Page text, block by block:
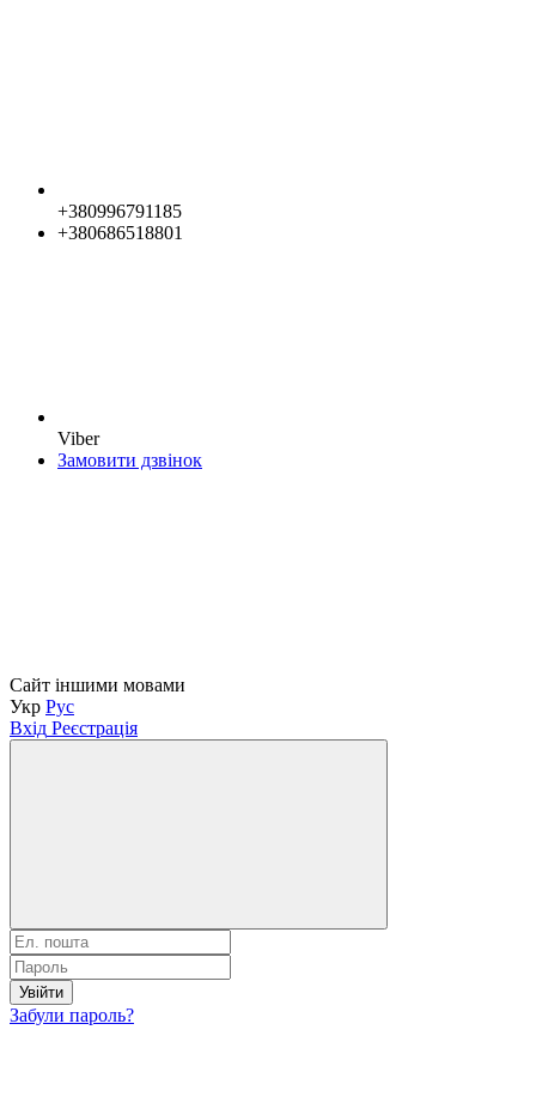
+380996791185
+380686518801
Viber
Замовити дзвінок
Сайт іншими мовами
Укр Рус
Вхід Реєстрація
Увійти
Забули пароль?